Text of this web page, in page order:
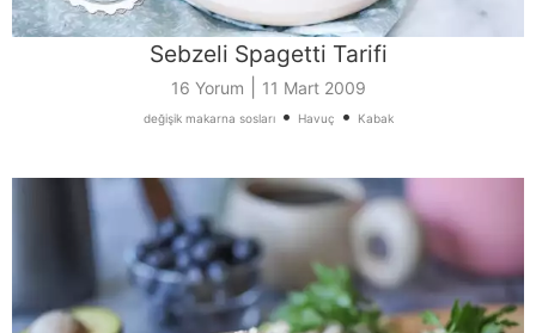
Sebzeli Spagetti Tarifi
16 Yorum 11 Mart 2009
değişik makarna sosları• Havuç • Kabak